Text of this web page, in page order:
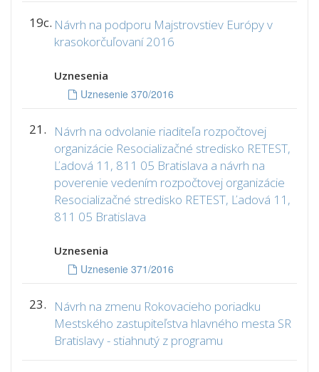
19c. Návrh na podporu Majstrovstiev Európy v
krasokorčuľovaní 2016
Uznesenia
Uznesenie 370/2016
21.
Návrh na odvolanie riaditeľa rozpočtovej
organizácie Resocializačné stredisko RETEST,
Ľadová 11, 811 05 Bratislava a návrh na
poverenie vedením rozpočtovej organizácie
Resocializačné stredisko RETEST, Ľadová 11,
811 05 Bratislava
Uznesenia
Uznesenie 371/2016
23.
Návrh na zmenu Rokovacieho poriadku
Mestského zastupiteľstva hlavného mesta SR
Bratislavy - stiahnutý z programu